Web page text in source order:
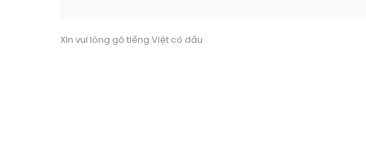
Xin vui lòng gõ tiếng Việt có dấu